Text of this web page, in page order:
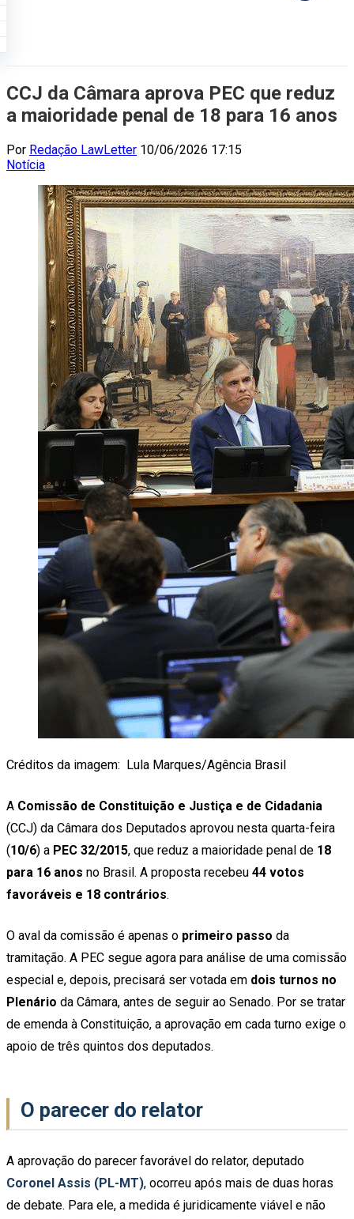
CCJ da Câmara aprova PEC que reduz
a maioridade penal de 18 para 16 anos
Por Redação LawLetter 10/06/2026 17:15
Notícia
Créditos da imagem: Lula Marques/Agência Brasil
A Comissão de Constituição e Justiça e de Cidadania
(CCJ) da Câmara dos Deputados aprovou nesta quarta-feira
(10/6) a PEC 32/2015, que reduz a maioridade penal de 18
para 16 anos no Brasil. A proposta recebeu 44 votos
favoráveis e 18 contrários.
O aval da comissão é apenas o primeiro passo da
tramitação. A PEC segue agora para análise de uma comissão
especial e, depois, precisará ser votada em dois turnos no
Plenário da Câmara, antes de seguir ao Senado. Por se tratar
de emenda à Constituição, a aprovação em cada turno exige o
apoio de três quintos dos deputados.
O parecer do relator
A aprovação do parecer favorável do relator, deputado
Coronel Assis (PL-MT), ocorreu após mais de duas horas
de debate. Para ele, a medida é juridicamente viável e não